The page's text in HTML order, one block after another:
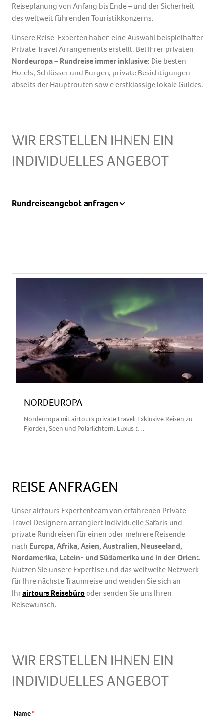
Reiseplanung von Anfang bis Ende – und der Sicherheit
des weltweit führenden Touristikkonzerns.
Unsere Reise-Experten haben eine Auswahl beispielhafter
Private Travel Arrangements erstellt. Bei Ihrer privaten
Nordeuropa – Rundreise immer inklusive: Die besten
Hotels, Schlösser und Burgen, private Besichtigungen
abseits der Hauptrouten sowie erstklassige lokale Guides.
WIR ERSTELLEN IHNEN EIN
INDIVIDUELLES ANGEBOT
Nachname
E-Mail
Ich stimme der Datenschutzerrklärung zu.
*Markierte Felder sind Pflichtfelder
Rundreiseangebot anfragen
NORDEUROPA
Nordeuropa mit airtours private travel: Exklusive Reisen zu
Fjorden, Seen und Polarlichtern. Luxus t…
REISE ANFRAGEN
Unser airtours Expertenteam von erfahrenen Private
Travel Designern arrangiert individuelle Safaris und
private Rundreisen für einen oder mehrere Reisende
nach Europa, Afrika, Asien, Australien, Neuseeland,
Nordamerika, Latein- und Südamerika und in den Orient.
Nutzen Sie unsere Expertise und das weltweite Netzwerk
für Ihre nächste Traumreise und wenden Sie sich an
Ihrairtours Reisebürooder senden Sie uns Ihren
Reisewunsch.
WIR ERSTELLEN IHNEN EIN
INDIVIDUELLES ANGEBOT
Name